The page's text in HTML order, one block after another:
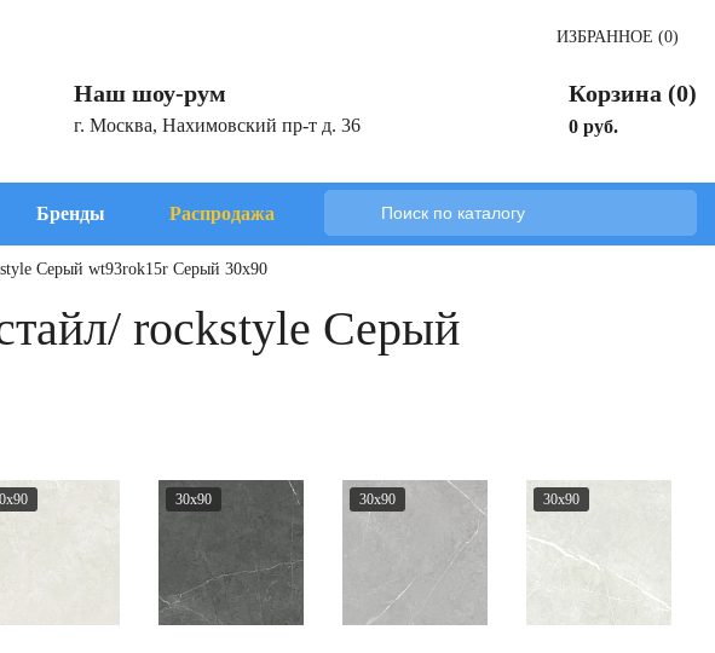
ИЗБРАННОЕ (0)
Наш шоу-рум
г. Москва, Нахимовский пр-т д. 36
Корзина (0)
0 руб.
Бренды Распродажа
Серый wt93rok15r Серый 30x90
rockstyle Серый
30x90 30x90 30x90